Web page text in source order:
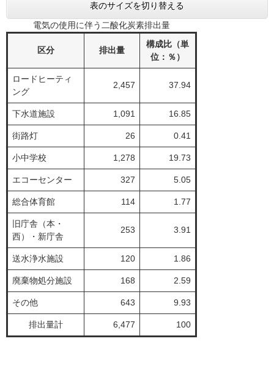
表のサイズを切り替える
電気の使用に伴う二酸化炭素排出量
区分 排出量
構成比（単
位：％）
ロードヒーティ
ング
2,457 37.94
下水道施設 1,091 16.85
街路灯 26 0.41
小中学校 1,278 19.73
エコーセンター 327 5.05
総合体育館 114 1.77
旧庁舎（本・
西）・新庁舎
253 3.91
送水浄水施設 120 1.86
廃棄物処分施設 168 2.59
その他 643 9.93
排出量計 6,477 100